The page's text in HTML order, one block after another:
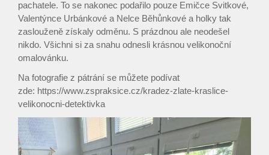
pachatele. To se nakonec podařilo pouze Emičce Svitkové,
Valentýnce Urbánkové a Nelce Běhůnkové a holky tak
zaslouženě získaly odměnu. S prázdnou ale neodešel
nikdo. Všichni si za snahu odnesli krásnou velikonoční
omalovánku.
Na fotografie z pátrání se můžete podívat
zde: https://www.zspraksice.cz/kradez-zlate-kraslice-
velikonocni-detektivka